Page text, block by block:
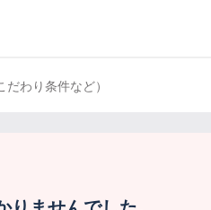
だわり条件など）